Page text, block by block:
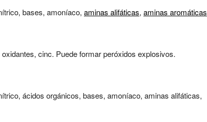
bases, amoníaco, aminas alifáticas, aminas aromáticas
oxidantes, cinc. Puede formar peróxidos explosivos.
ácidos orgánicos, bases, amoníaco, aminas alifáticas,